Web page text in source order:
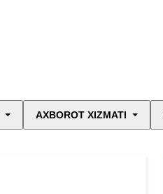
AXBOROT XIZMATI